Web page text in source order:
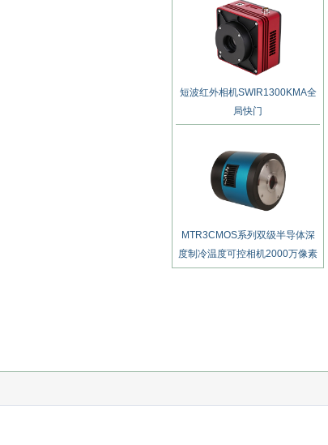
短波红外相机SWIR1300KMA全
局快门
MTR3CMOS系列双级半导体深
度制冷温度可控相机2000万像素